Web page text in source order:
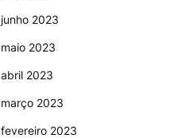
junho 2023
maio 2023
abril 2023
março 2023
fevereiro 2023